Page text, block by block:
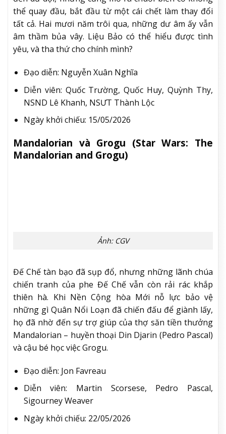
Năm 2006, Bảo vừa tròn 18 tuổi bước vào mùa hè
cuối cùng của tuổi trẻ bên những người bạn thân,
giữa thị trấn biển yên bình và những ước mơ còn
dang dở. Sự xuất hiện của Quỳnh – một người phụ
nữ từng trải khẽ chạm vào những cảm xúc đầu đời,
kéo Bảo rời khỏi quỹ đạo an toàn của mình. Tình yêu
đến dữ dội, nhưng cũng mở ra chuỗi biến cố không
thể quay đầu, bắt đầu từ một cái chết làm thay đổi
tất cả. Hai mươi năm trôi qua, những dư âm ấy vẫn
âm thầm bủa vây. Liệu Bảo có thể hiểu được tình
yêu, và tha thứ cho chính mình?